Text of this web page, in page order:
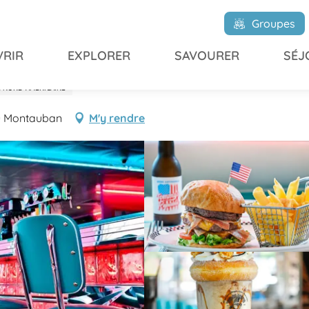
Groupes
EXPLORER SAVOURER
NORD-AMÉRICAINE
Montauban M'y rendre